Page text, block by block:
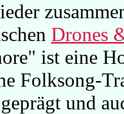
Drones
ist eine
Folksong-
und